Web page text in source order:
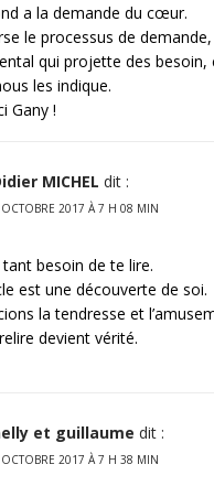
a la demande du cœur.
le processus de demande,
qui projette des besoin,
les indique.
Gany !
MICHEL dit :
2017 À 7 H 08 MIN
besoin de te lire.
est une découverte de soi.
la tendresse et
devient vérité.
et guillaume dit :
2017 À 7 H 38 MIN